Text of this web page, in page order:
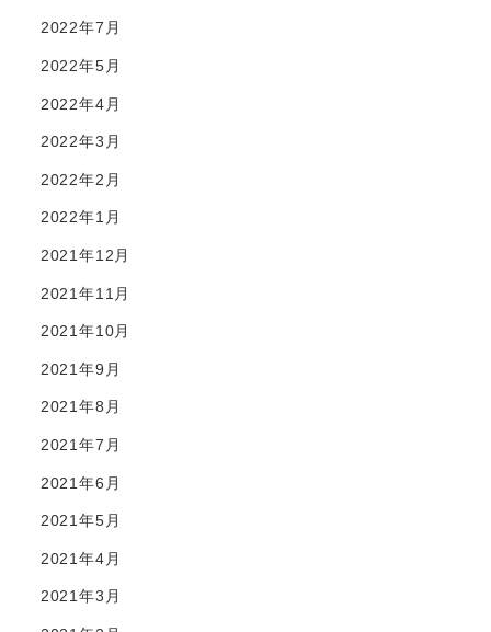
2022年7月
2022年5月
2022年4月
2022年3月
2022年2月
2022年1月
2021年12月
2021年11月
2021年10月
2021年9月
2021年8月
2021年7月
2021年6月
2021年5月
2021年4月
2021年3月